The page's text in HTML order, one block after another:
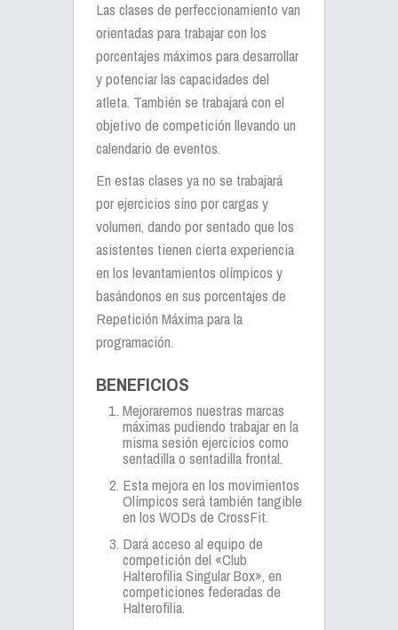
Las clases de perfeccionamiento van
orientadas para trabajar con los
porcentajes máximos para desarrollar
y potenciar las capacidades del
atleta. También se trabajará con el
objetivo de competición llevando un
calendario de eventos.
En estas clases ya no se trabajará
por ejercicios sino por cargas y
volumen, dando por sentado que los
asistentes tienen cierta experiencia
en los levantamientos olímpicos y
basándonos en sus porcentajes de
Repetición Máxima para la
programación.
BENEFICIOS
Mejoraremos nuestras marcas
máximas pudiendo trabajar en la
misma sesión ejercicios como
sentadilla o sentadilla frontal.
Esta mejora en los movimientos
Olímpicos será también tangible
en los WODs de CrossFit.
Dará acceso al equipo de
competición del «Club
Halterofilia Singular Box», en
competiciones federadas de
Halterofilia.